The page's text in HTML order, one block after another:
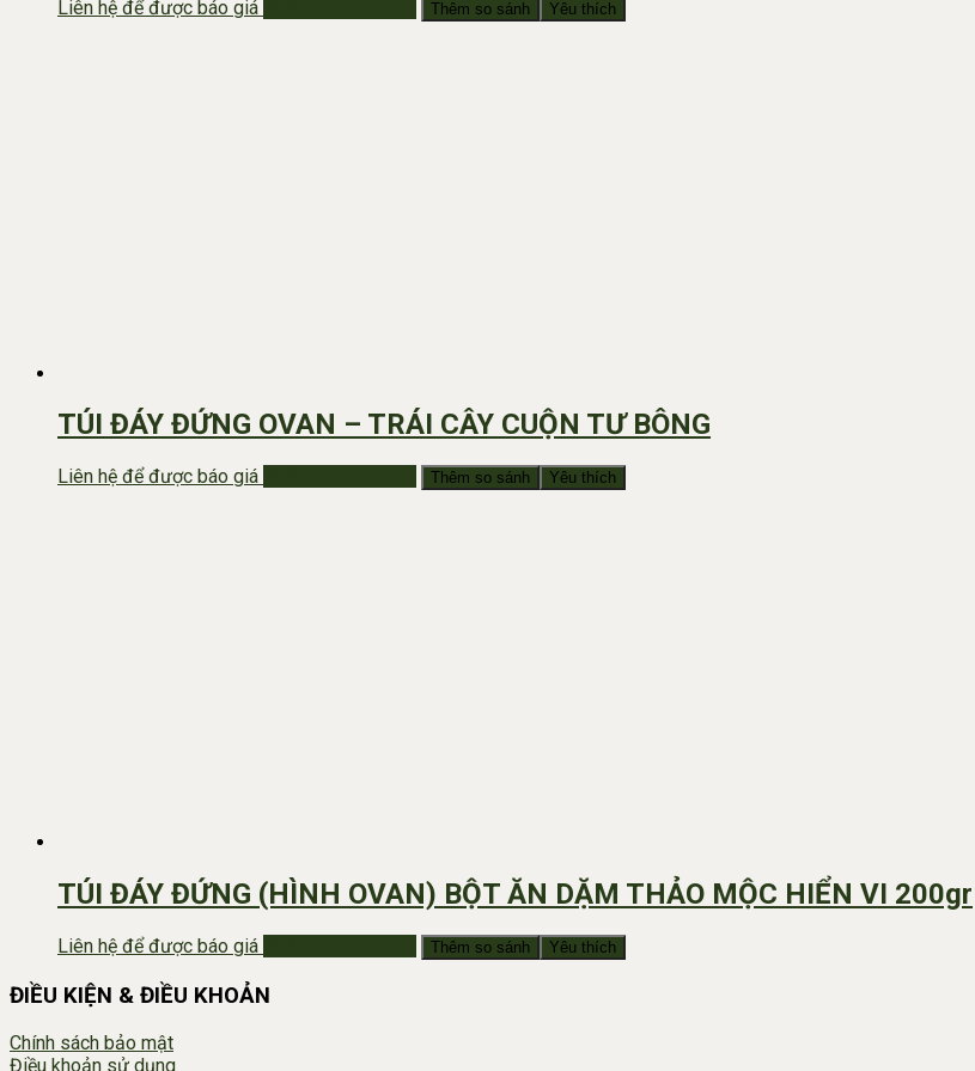
Liên hệ để được báo giá Thêm so sánh Yêu thích
TÚI ĐÁY ĐỨNG OVAN – TRÁI CÂY CUỘN TƯ BÔNG
Liên hệ để được báo giá Thêm so sánh Yêu thích
TÚI ĐÁY ĐỨNG (HÌNH OVAN) BỘT ĂN DẶM THẢO MỘC HIỂN VI 200gr
Liên hệ để được báo giá Thêm so sánh Yêu thích
ĐIỀU KIỆN & ĐIỀU KHOẢN
Chính sách bảo mật
Điều khoản sử dụng